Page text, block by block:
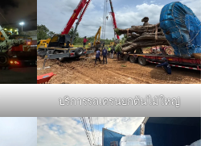
บริการรถเครนยกต้นไม้ใหญ่